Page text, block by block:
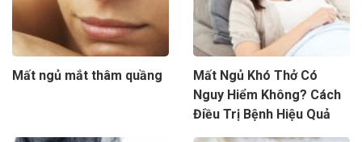
Mất ngủ mắt thâm quầng
Mất Ngủ Khó Thở Có
Nguy Hiểm Không? Cách
Điều Trị Bệnh Hiệu Quả